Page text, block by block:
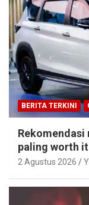
BERITA TERKINI
paling worth
2 Agustus 2026